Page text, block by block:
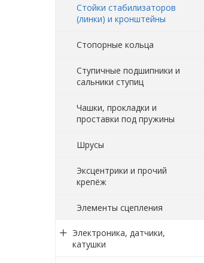
Стойки стабилизаторов
(линки) и кронштейны
Стопорные кольца
Ступичные подшипники и
сальники ступиц
Чашки, прокладки и
проставки под пружины
Шрусы
Эксцентрики и прочий
крепёж
Элементы сцепления
Электроника, датчики,
катушки